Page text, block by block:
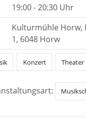
19:00 - 20:30 Uhr
Kulturmühle Horw,
1, 6048 Horw
Konzert Theater